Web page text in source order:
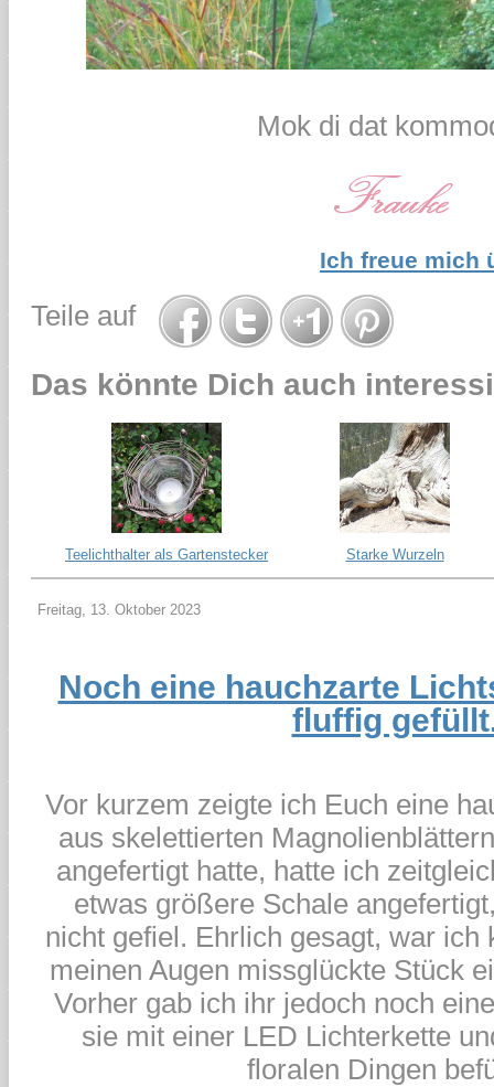
Mok di dat
Ich freue mich
Teile auf
Das könnte Dich auch
Teelichthalter als Gartenstecker Starke Wurzeln
Freitag, 13. Oktober 2023
Noch eine hauchzarte
fluffig
Vor kurzem zeigte ich Euch eine
aus skelettierten
angefertigt hatte, hatte ich
etwas größere Schale
nicht gefiel. Ehrlich gesagt, war ich
meinen Augen missglückte Stück
Vorher gab ich ihr jedoch noch
sie mit einer LED Lichterkette
floralen Dingen